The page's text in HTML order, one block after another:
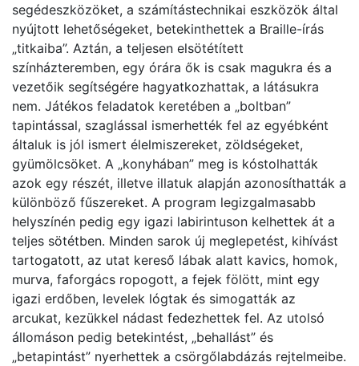
segédeszközöket, a számítástechnikai eszközök által
nyújtott lehetőségeket, betekinthettek a Braille-írás
„titkaiba”. Aztán, a teljesen elsötétített
színházteremben, egy órára ők is csak magukra és a
vezetőik segítségére hagyatkozhattak, a látásukra
nem. Játékos feladatok keretében a „boltban”
tapintással, szaglással ismerhették fel az egyébként
általuk is jól ismert élelmiszereket, zöldségeket,
gyümölcsöket. A „konyhában” meg is kóstolhatták
azok egy részét, illetve illatuk alapján azonosíthatták a
különböző fűszereket. A program legizgalmasabb
helyszínén pedig egy igazi labirintuson kelhettek át a
teljes sötétben. Minden sarok új meglepetést, kihívást
tartogatott, az utat kereső lábak alatt kavics, homok,
murva, faforgács ropogott, a fejek fölött, mint egy
igazi erdőben, levelek lógtak és simogatták az
arcukat, kezükkel nádast fedezhettek fel. Az utolsó
állomáson pedig betekintést, „behallást” és
„betapintást” nyerhettek a csörgőlabdázás rejtelmeibe.